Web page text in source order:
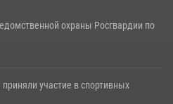
охраны Росгвардии по
участие в спортивных